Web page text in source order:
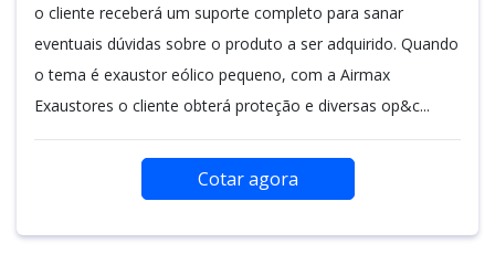
o cliente receberá um suporte completo para sanar
eventuais dúvidas sobre o produto a ser adquirido. Quando
o tema é exaustor eólico pequeno, com a Airmax
Exaustores o cliente obterá proteção e diversas op&c...
Cotar agora